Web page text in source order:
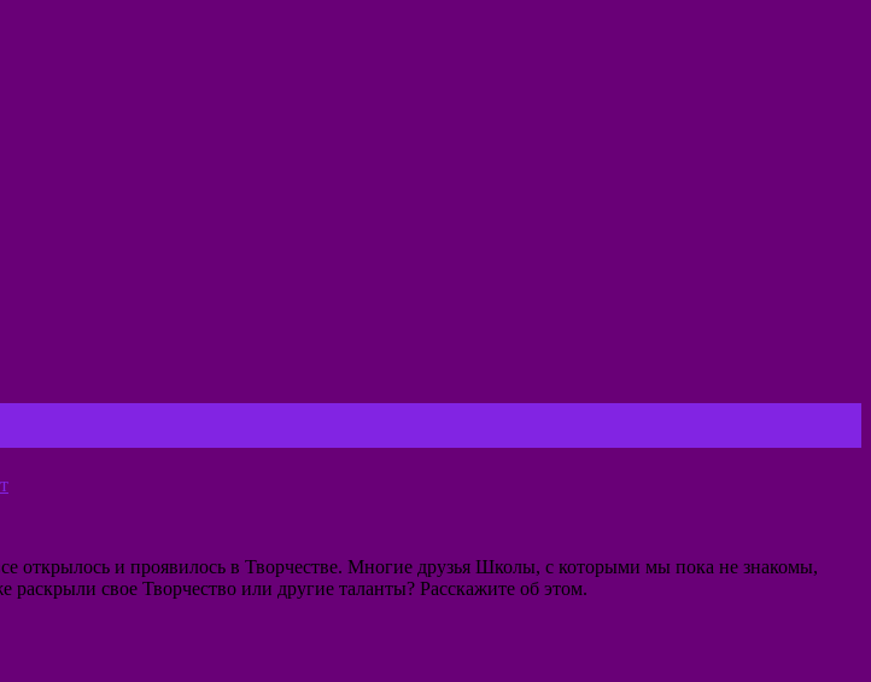
открылось и проявилось в Творчестве. Многие друзья Школы, с которыми мы пока не знакомы,
свое Творчество или другие таланты? Расскажите об этом.